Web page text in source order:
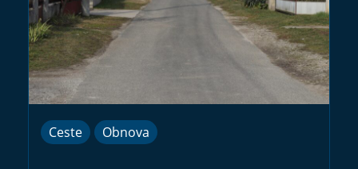
Ceste Obnova